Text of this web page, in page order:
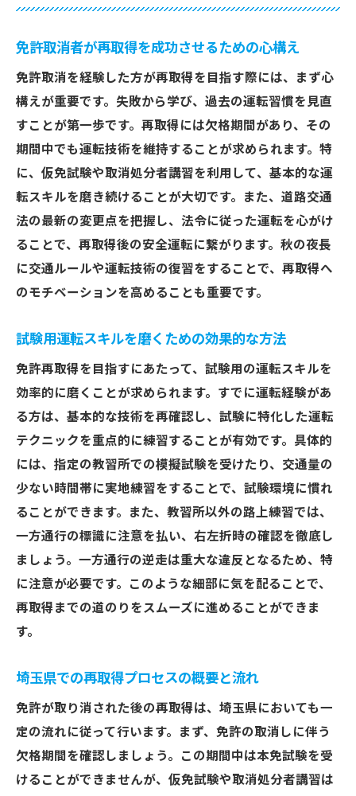
テップ
欠格期間中にできる準備活動
取消処分者講習の重要性と内容
仮免試験のポイントと対策
実技試験に向けた練習の重要性
試験に必要な書類の準備方法
免許センターでの一発試験の攻略法
埼玉県での免許再取得欠格期間中の注意点と攻
欠格期間中に気をつけるポイント
交通違反を避けるための心得
再取得までの時間を有効活用する方法
一方通行の逆走を防ぐためのコツ
法律に基づく安全運転の重要性
免許取得を目指す埼玉県で短期間で再取得する
方法
効率的な試験勉強法の紹介
短期間で免許を再取得するためのプランニ
経験者が教える実践的な運転技術
再取得を成功させるための埼玉県の教習所選び
のコツ
自分に合った教習所の見極め方
口コミと評判の重要性
教習所のカリキュラム内容を比較する
免許取消者が再取得を成功させるための心構え
免許取消を経験した方が再取得を目指す際には、まず心
構えが重要です。失敗から学び、過去の運転習慣を見直
すことが第一歩です。再取得には欠格期間があり、その
期間中でも運転技術を維持することが求められます。特
に、仮免試験や取消処分者講習を利用して、基本的な運
転スキルを磨き続けることが大切です。また、道路交通
法の最新の変更点を把握し、法令に従った運転を心がけ
ることで、再取得後の安全運転に繋がります。秋の夜長
に交通ルールや運転技術の復習をすることで、再取得へ
のモチベーションを高めることも重要です。
試験用運転スキルを磨くための効果的な方法
免許再取得を目指すにあたって、試験用の運転スキルを
効率的に磨くことが求められます。すでに運転経験があ
る方は、基本的な技術を再確認し、試験に特化した運転
テクニックを重点的に練習することが有効です。具体的
には、指定の教習所での模擬試験を受けたり、交通量の
少ない時間帯に実地練習をすることで、試験環境に慣れ
ることができます。また、教習所以外の路上練習では、
一方通行の標識に注意を払い、右左折時の確認を徹底し
ましょう。一方通行の逆走は重大な違反となるため、特
に注意が必要です。このような細部に気を配ることで、
再取得までの道のりをスムーズに進めることができま
す。
埼玉県での再取得プロセスの概要と流れ
免許が取り消された後の再取得は、埼玉県においても一
定の流れに従って行います。まず、免許の取消しに伴う
欠格期間を確認しましょう。この期間中は本免試験を受
けることができませんが、仮免試験や取消処分者講習は